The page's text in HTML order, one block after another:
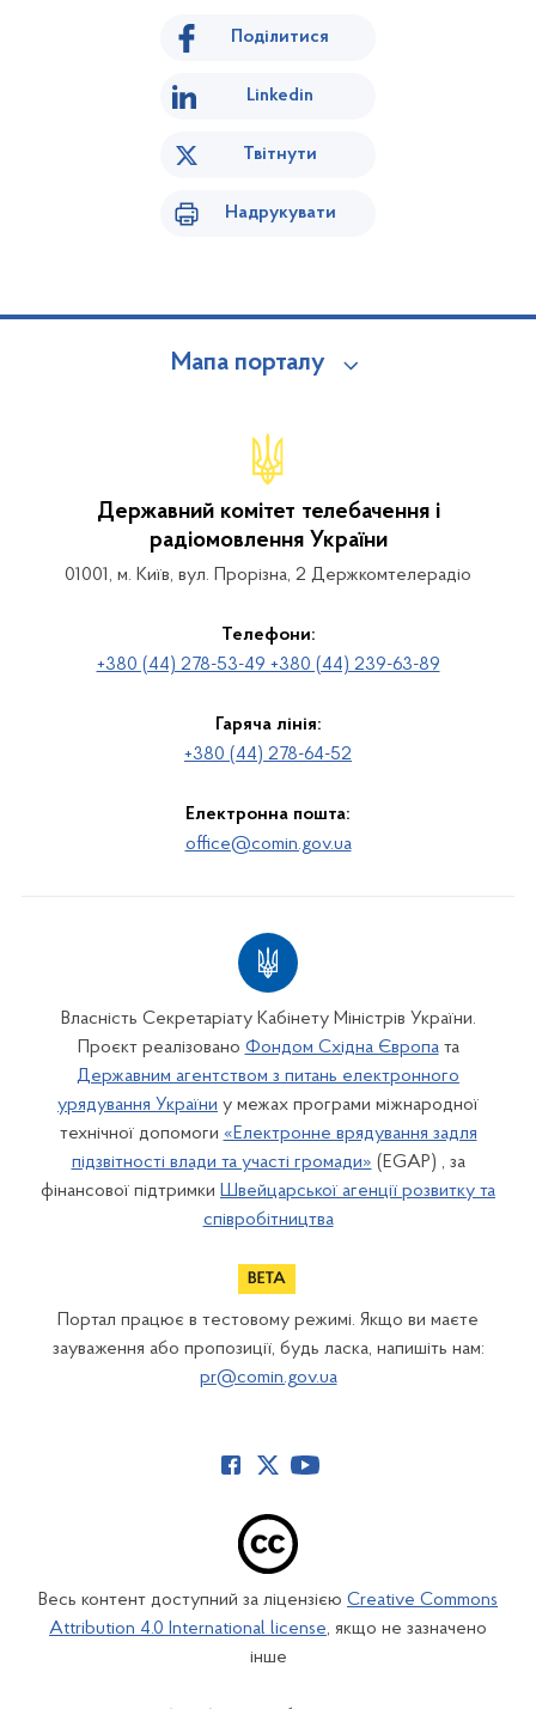
Поділитися
Linkedin
Твітнути
Надрукувати
Мапа порталу
Державний комітет телебачення і
радіомовлення України
01001, м. Київ, вул. Прорізна, 2 Держкомтелерадіо
Телефони:
+380 (44) 278-53-49 +380 (44) 239-63-89
Гаряча лінія:
+380 (44) 278-64-52
Електронна пошта:
office@comin.gov.ua
Власність Секретаріату Кабінету Міністрів України.
Проєкт реалізовано Фондом Східна Європата
Державним агентством з питань електронного
урядування України у межах програми міжнародної
технічної допомоги «Електронне врядування задля
підзвітності влади та участі громади» (EGAP) , за
фінансової підтримки Швейцарської агенції розвитку та
співробітництва
Портал працює в тестовому режимі. Якщо ви маєте
зауваження або пропозиції, будь ласка, напишіть нам:
pr@comin.gov.ua
Весь контент доступний за ліцензією Creative Commons
Attribution 4.0 International license, якщо не зазначено
інше